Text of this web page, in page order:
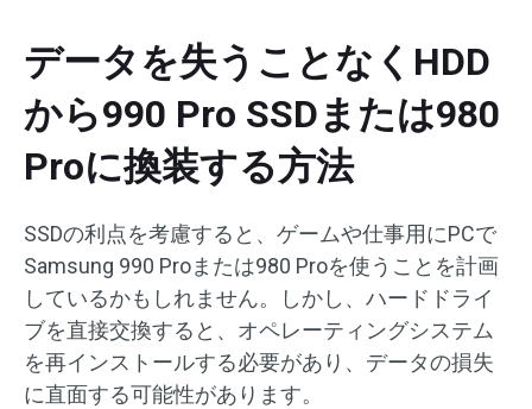
データを失うことなくHDD
から990 Pro SSDまたは980
Proに換装する方法
SSDの利点を考慮すると、ゲームや仕事用にPCで
Samsung 990 Proまたは980 Proを使うことを計画
しているかもしれません。しかし、ハードドライ
ブを直接交換すると、オペレーティングシステム
を再インストールする必要があり、データの損失
に直面する可能性があります。